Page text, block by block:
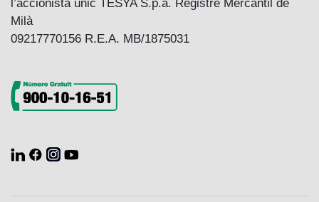
l’accionista únic TESYA S.p.a. Registre Mercantil de
Milà
09217770156 R.E.A. MB/1875031